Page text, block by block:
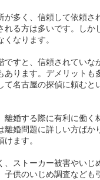
が多く、信頼して依頼
れる方は多いです。し
なります。
ですと、信頼されてい
あります。デメリット
て名古屋の探偵に頼むと
離婚する際に有利に働く
離婚問題に詳しい方ば
ます。
、ストーカー被害やい
子供のいじめ調査なども